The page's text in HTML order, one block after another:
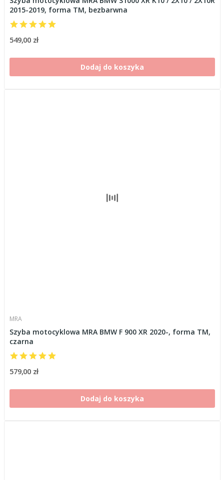
2015-2019, forma TM, bezbarwna
549,00 zł
Dodaj do koszyka
MRA
Szyba motocyklowa MRA BMW F 900 XR 2020-, forma TM,
czarna
579,00 zł
Dodaj do koszyka